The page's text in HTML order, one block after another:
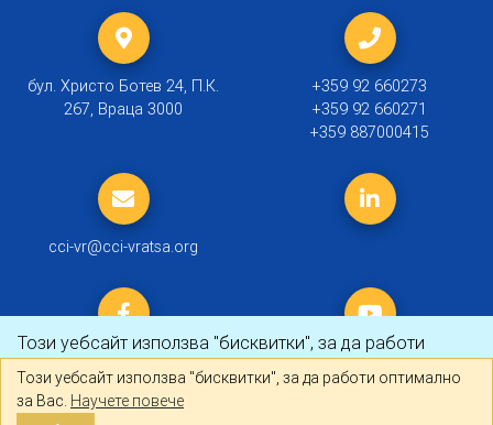
Този уебсайт използва "бисквитки", за да работи
оптимално за Вас.Научете повече
Този уебсайт използва "бисквитки", за да работи оптимално
за Вас. Научете повече
бул. Христо Ботев 24, П.К.
267, Враца 3000
+359 92 660273
+359 92 660271
+359 887000415
cci-vr@cci-vratsa.org
© 2019 ТПП Враца |Политика за личните данни